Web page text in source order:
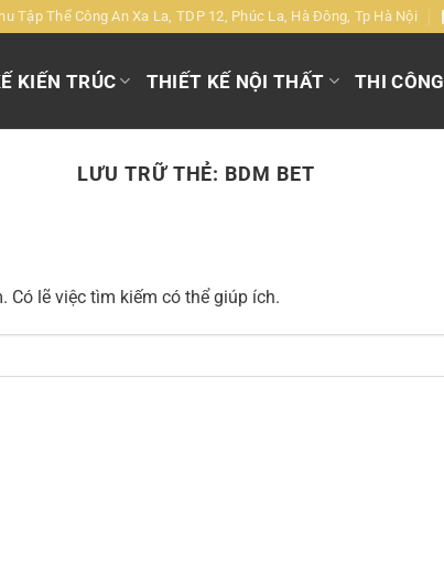
Tập Thể Công An Xa La, TDP 12, Phúc La, Hà Đông, Tp Hà Nội
KIẾN TRÚC THIẾT KẾ NỘI THẤT THI CÔNG
LƯU TRỮ THẺ: BDM BET
lẽ việc tìm kiếm có thể giúp ích.